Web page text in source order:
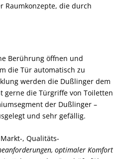
Raumkonzepte, die durch
Berührung öffnen und
die Tür automatisch zu
werden die Dußlinger dem
gerne die Türgriffe von Toiletten
der Dußlinger –
und sehr gefällig.
, Qualitäts-
optimaler Komfort